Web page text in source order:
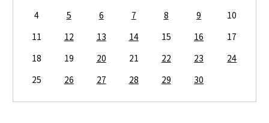
4
5 6 7 8 9
10
11
12 13 14 15 16
17
18
19 20 21 22 23
24
25
26 27 28 29 30